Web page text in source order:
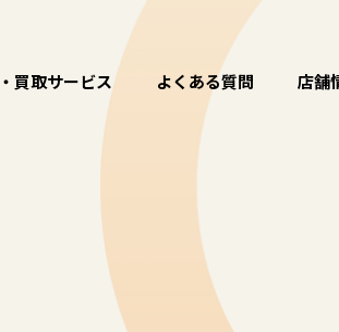
買取サービス よくある質問 店舗